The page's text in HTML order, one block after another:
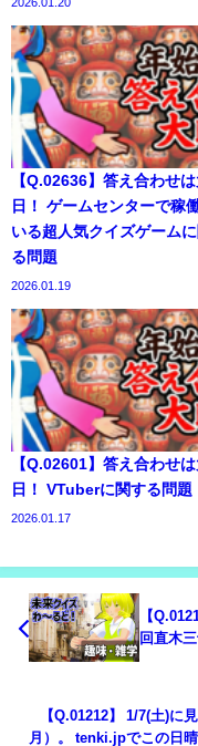
【Q.02636】答え合わせ
日！ ゲームセンターで稼
いる超人気クイズゲーム
る問題
2026.01.19
【Q.02601】答え合わせ
日！ VTuberに関する問題
2026.01.17
【
回直木
【Q.01212】 1/7(土)に
月）。 tenki.jpでこの日